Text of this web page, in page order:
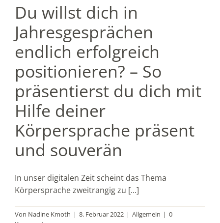
Du willst dich in
Jahresgesprächen
endlich erfolgreich
positionieren? – So
präsentierst du dich mit
Hilfe deiner
Körpersprache präsent
und souverän
In unser digitalen Zeit scheint das Thema
Körpersprache zweitrangig zu [...]
Von Nadine Kmoth | 8. Februar 2022 | Allgemein | 0